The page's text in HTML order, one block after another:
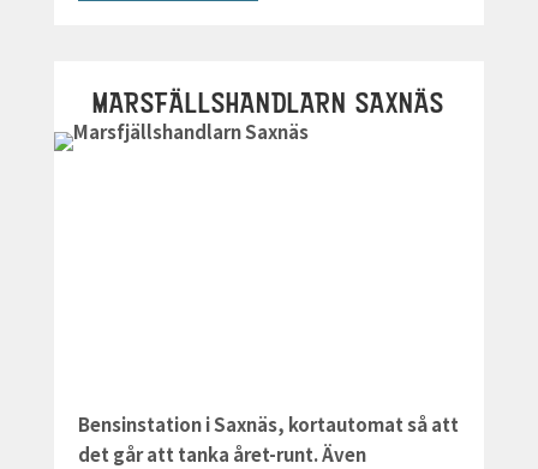
MARSFÄLLSHANDLARN SAXNÄS
Bensinstation i Saxnäs, kortautomat så att
det går att tanka året-runt. Även